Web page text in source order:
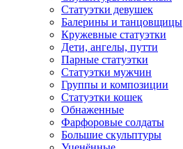
Статуэтки девушек
Балерины и танцовщицы
Кружевные статуэтки
Дети, ангелы, путти
Парные статуэтки
Статуэтки мужчин
Группы и композиции
Статуэтки кошек
Обнаженные
Фарфоровые солдаты
Большие скульптуры